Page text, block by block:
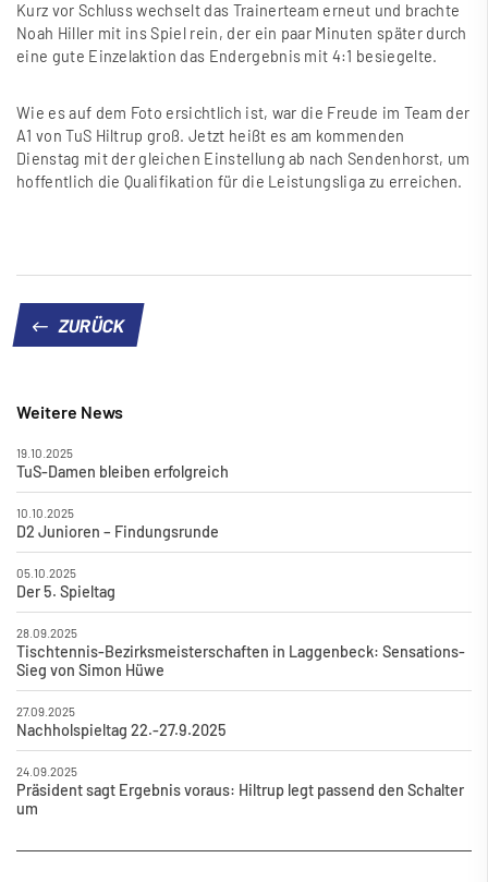
Kurz vor Schluss wechselt das Trainerteam erneut und brachte
Noah Hiller mit ins Spiel rein, der ein paar Minuten später durch
eine gute Einzelaktion das Endergebnis mit 4:1 besiegelte.
Wie es auf dem Foto ersichtlich ist, war die Freude im Team der
A1 von TuS Hiltrup groß. Jetzt heißt es am kommenden
Dienstag mit der gleichen Einstellung ab nach Sendenhorst, um
hoffentlich die Qualifikation für die Leistungsliga zu erreichen.
ZURÜCK
Weitere News
19.10.2025
TuS-Damen bleiben erfolgreich
10.10.2025
D2 Junioren – Findungsrunde
05.10.2025
Der 5. Spieltag
28.09.2025
Tischtennis-Bezirksmeisterschaften in Laggenbeck: Sensations-
Sieg von Simon Hüwe
27.09.2025
Nachholspieltag 22.-27.9.2025
24.09.2025
Präsident sagt Ergebnis voraus: Hiltrup legt passend den Schalter
um